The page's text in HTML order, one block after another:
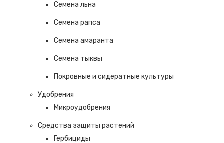
Семена льна
Семена рапса
Семена амаранта
Семена тыквы
Покровные и сидератные культуры
Удобрения
Микроудобрения
Средства защиты растений
Гербициды